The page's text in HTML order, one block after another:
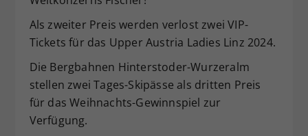
Als zweiter Preis werden verlost zwei VIP-
Tickets für das Upper Austria Ladies Linz 2024.
Die Bergbahnen Hinterstoder-Wurzeralm
stellen zwei Tages-Skipässe als dritten Preis
für das Weihnachts-Gewinnspiel zur
Verfügung.